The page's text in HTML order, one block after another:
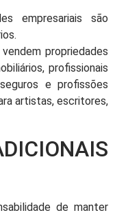
empresariais são
propriedades
profissionais
e profissões
artistas, escritores,
de manter